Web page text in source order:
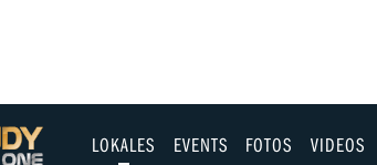
LOKALES EVENTS FOTOS VIDEOS